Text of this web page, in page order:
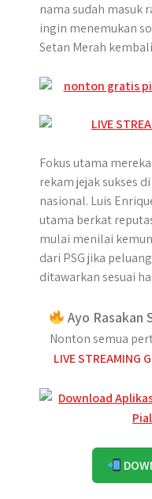
nama sudah masuk
ingin menemukan
Setan Merah
Fokus utama
rekam jejak sukses
nasional. Luis
utama berkat
mulai menilai
dari PSG jika
ditawarkan sesuai
Ayo Rasakan
Nonton semua
LIVE STREAMING